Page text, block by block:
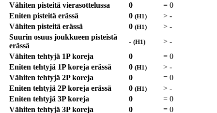
Vähiten pisteitä vierasottelussa
0 = 0
Eniten pisteitä erässä
0 (H1) > -
Vähiten pisteitä erässä
0 (H1) > -
Suurin osuus joukkueen pisteistä
erässä
- (H1) > -
Vähiten tehtyjä 1P koreja
0 = 0
Eniten tehtyjä 1P koreja erässä
0 (H1) > -
Vähiten tehtyjä 2P koreja
0 = 0
Eniten tehtyjä 2P koreja erässä
0 (H1) > -
Eniten tehtyjä 3P koreja
0 = 0
Vähiten tehtyjä 3P koreja
0 = 0